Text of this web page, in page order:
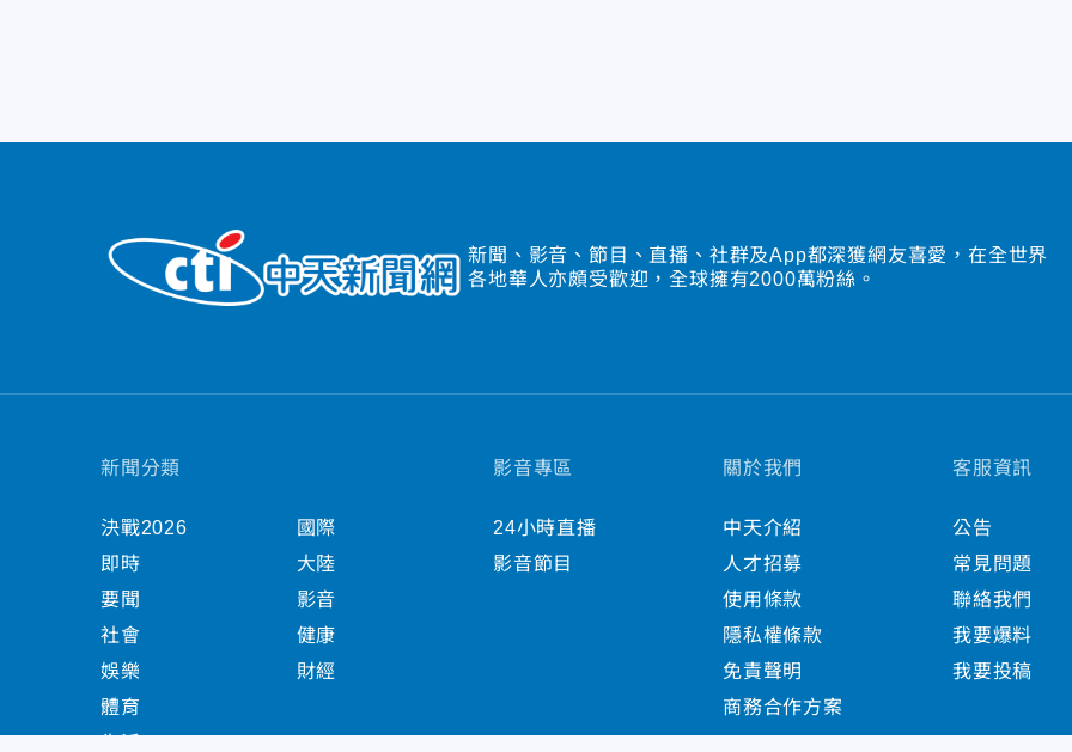
新聞、影音、節目、直播、社群及App都深獲網友喜愛，在全世界
各地華人亦頗受歡迎，全球擁有2000萬粉絲。
新聞分類
決戰2026
即時
要聞
社會
娛樂
體育
國際
大陸
影音
健康
財經
影音專區
24小時直播
影音節目
關於我們
中天介紹
人才招募
使用條款
隱私權條款
免責聲明
商務合作方案
客服資訊
公告
常見問題
聯絡我們
我要爆料
我要投稿